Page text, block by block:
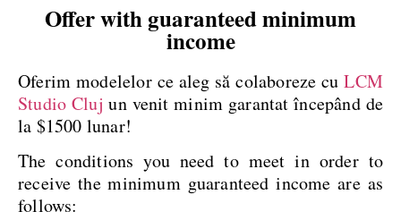
Offer with guaranteed minimum
income
Oferim modelelor ce aleg să colaboreze cuLCM
Studio Cluj un venit minim garantat începând de
la $1500 lunar!
The conditions you need to meet in order to
receive the minimum guaranteed income are as
follows: